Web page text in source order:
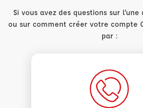
Si vous avez des questions sur
ou sur comment créer votre compte
par :